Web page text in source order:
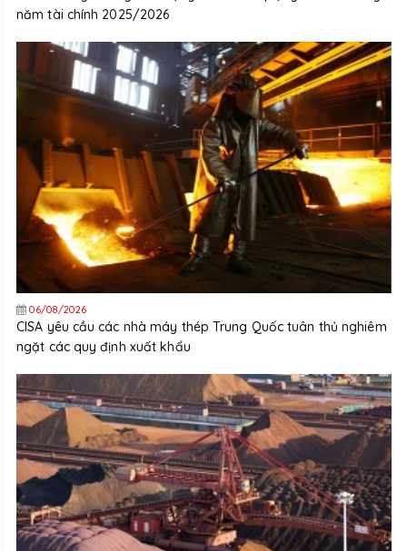
năm tài chính 2025/2026
06/08/2026
CISA yêu cầu các nhà máy thép Trung Quốc tuân thủ nghiêm
ngặt các quy định xuất khẩu